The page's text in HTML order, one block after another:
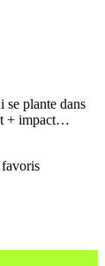
se plante dans
+ impact…